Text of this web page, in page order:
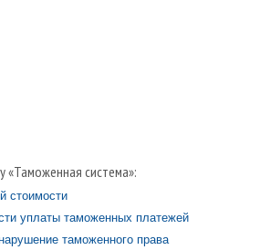
«Таможенная система»:
стоимости
уплаты таможенных платежей
таможенного права